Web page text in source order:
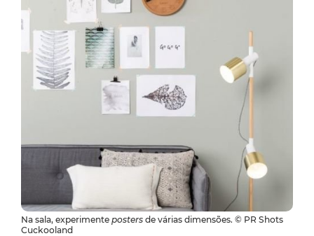
Na sala, experimente posters de várias dimensões. © PR Shots
Cuckooland